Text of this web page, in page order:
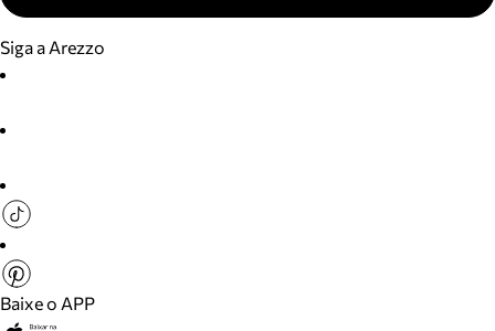
Siga a Arezzo
Baixe o APP